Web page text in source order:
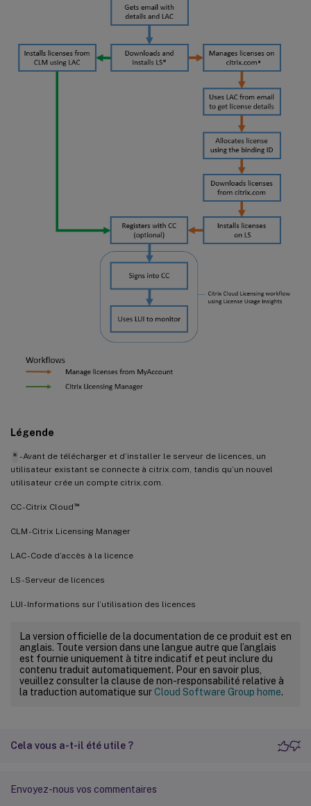
Légende
* - Avant de télécharger et d’installer le serveur de licences, un
utilisateur existant se connecte à citrix.com, tandis qu’un nouvel
utilisateur crée un compte citrix.com.
CC - Citrix Cloud ™
CLM - Citrix Licensing Manager
LAC - Code d’accès à la licence
LS - Serveur de licences
LUI - Informations sur l’utilisation des licences
La version officielle de la documentation de ce produit est en
anglais. Toute version dans une langue autre que l’anglais
est fournie uniquement à titre indicatif et peut inclure du
contenu traduit automatiquement. Pour en savoir plus,
veuillez consulter la clause de non-responsabilité relative à
la traduction automatique surCloud Software Group home.
Cela vous a-t-il été utile ?
Envoyez-nous vos commentaires